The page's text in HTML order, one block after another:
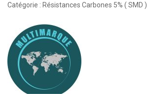
Catégorie : Résistances Carbones 5% ( SMD )